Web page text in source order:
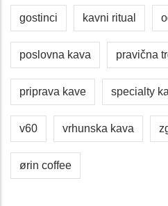
gostinci kavni ritual
poslovna kava pravična
priprava kave specialty
v60 vrhunska kava
ørin coffee